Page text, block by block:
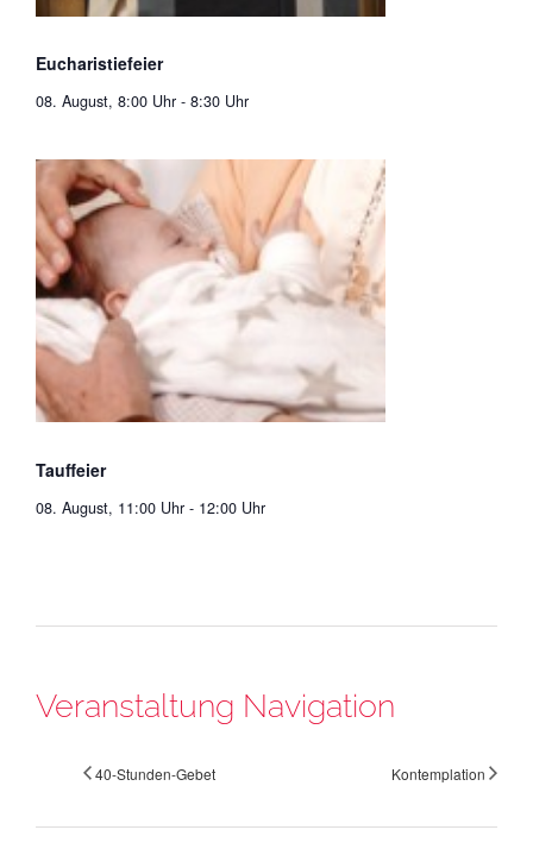
Eucharistiefeier
08. August, 8:00 Uhr - 8:30 Uhr
Tauffeier
08. August, 11:00 Uhr - 12:00 Uhr
Veranstaltung Navigation
40-Stunden-Gebet Kontemplation